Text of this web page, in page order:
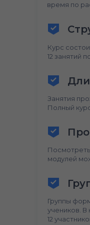
время по
Курс
12 занятий
Занятия
Полный
модулей
Группы
учеников. В
12